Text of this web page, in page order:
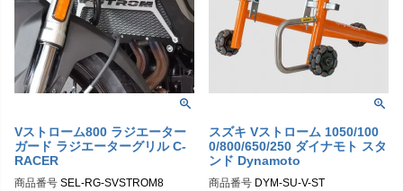
Vストローム800 ラジエーター
ガード ラジエーターグリル C-
RACER
商品番号 SEL-RG-SVSTROM8
スズキ Vストローム 1050/100
0/800/650/250 ダイナモト スタ
ンド Dynamoto
商品番号 DYM-SU-V-ST